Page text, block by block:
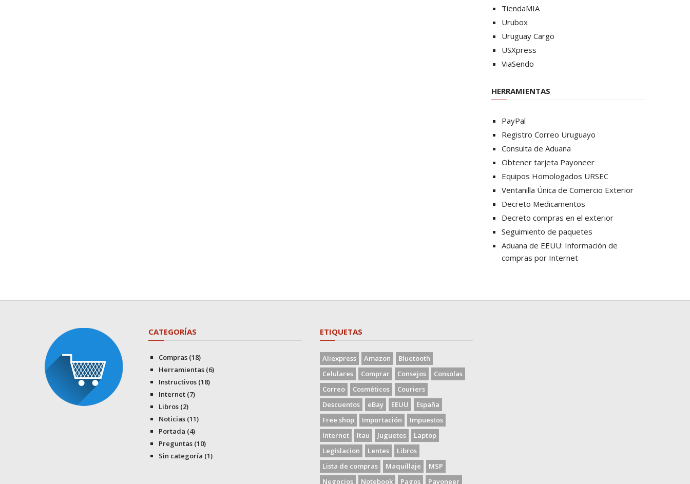
TiendaMIA
Urubox
Uruguay Cargo
USXpress
ViaSendo
HERRAMIENTAS
PayPal
Registro Correo Uruguayo
Consulta de Aduana
Obtener tarjeta Payoneer
Equipos Homologados URSEC
Ventanilla Única de Comercio Exterior
Decreto Medicamentos
Decreto compras en el exterior
Seguimiento de paquetes
Aduana de EEUU: Información de
compras por Internet
CATEGORÍAS
Compras(18)
Herramientas(6)
Instructivos(18)
Internet(7)
Libros(2)
Noticias(11)
Portada (4)
Preguntas(10)
Sin categoría (1)
ETIQUETAS
Aliexpress Amazon
Bluetooth
Celulares
Comprar Consejos
Consolas
Correo
Cosméticos
Couriers
Descuentos
eBay EEUU
España
Free shop
Importación
Impuestos
Internet
Itau Juguetes
Laptop
Legislacion
Lentes
Libros
Lista de compras
Maquillaje
MSP
Negocios
Notebook Pagos Payoneer